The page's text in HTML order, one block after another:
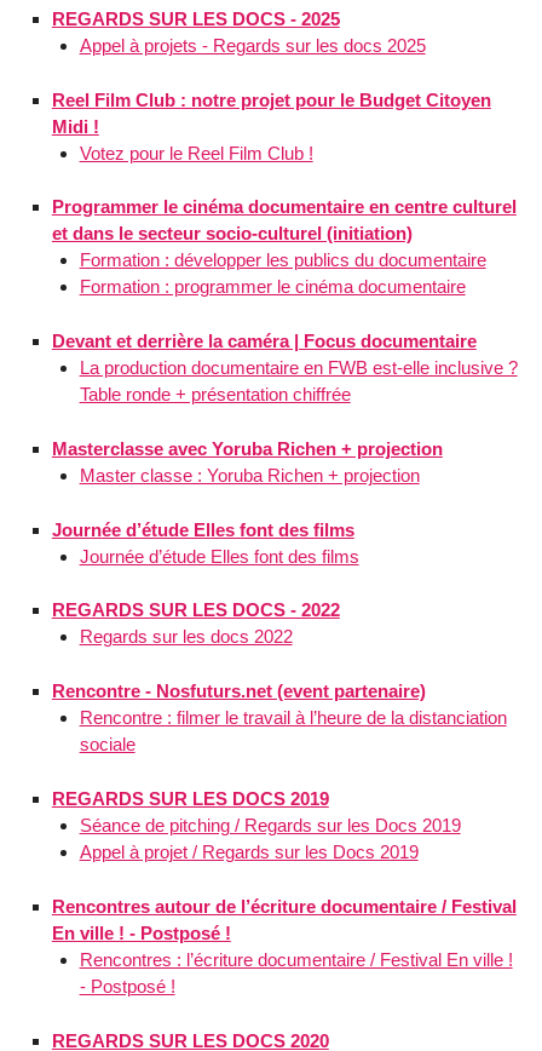
REGARDS SUR LES DOCS - 2025
Appel à projets - Regards sur les docs 2025
Reel Film Club : notre projet pour le Budget Citoyen
Midi !
Votez pour le Reel Film Club !
Programmer le cinéma documentaire en centre culturel
et dans le secteur socio-culturel (initiation)
Formation : développer les publics du documentaire
Formation : programmer le cinéma documentaire
Devant et derrière la caméra | Focus documentaire
La production documentaire en FWB est-elle inclusive ?
Table ronde + présentation chiffrée
Masterclasse avec Yoruba Richen + projection
Master classe : Yoruba Richen + projection
Journée d’étude Elles font des films
Journée d’étude Elles font des films
REGARDS SUR LES DOCS - 2022
Regards sur les docs 2022
Rencontre - Nosfuturs.net (event partenaire)
Rencontre : filmer le travail à l’heure de la distanciation
sociale
REGARDS SUR LES DOCS 2019
Séance de pitching / Regards sur les Docs 2019
Appel à projet / Regards sur les Docs 2019
Rencontres autour de l’écriture documentaire / Festival
En ville ! - Postposé !
Rencontres : l’écriture documentaire / Festival En ville !
- Postposé !
REGARDS SUR LES DOCS 2020